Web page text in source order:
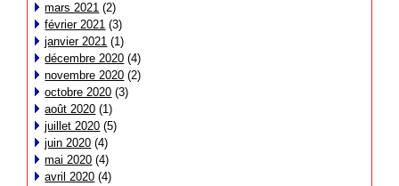
mars 2021 (2)
février 2021 (3)
janvier 2021 (1)
décembre 2020 (4)
novembre 2020 (2)
octobre 2020 (3)
août 2020 (1)
juillet 2020 (5)
juin 2020 (4)
mai 2020 (4)
avril 2020 (4)